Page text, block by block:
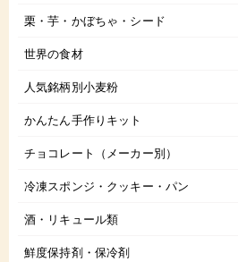
栗・芋・かぼちゃ・シード
世界の食材
人気銘柄別小麦粉
かんたん手作りキット
チョコレート（メーカー別）
冷凍スポンジ・クッキー・パン
酒・リキュール類
鮮度保持剤・保冷剤